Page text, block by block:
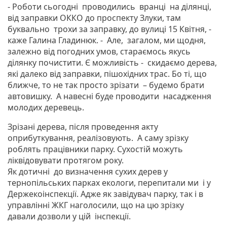
- Роботи сьогодні проводились вранці на ділянці,
від заправки ОККО до проспекту Злуки, там
буквально трохи за заправку, до вулиці 15 Квітня, -
каже Галина Гладинюк. - Але, загалом, ми щодня,
залежно від погодних умов, стараємось якусь
ділянку почистити. Є можливість - скидаємо дерева,
які далеко від заправки, пішохідних трас. Бо ті, що
ближче, то не так просто зрізати – будемо брати
автовишку. А навесні буде проводити насадження
молодих деревець.
Зрізані дерева, після проведення акту
оприбуткування, реалізовують. А саму зрізку
роблять працівники парку. Сухостій можуть
ліквідовувати протягом року.
Як дотичні до визначення сухих дерев у
тернопільських парках екологи, перепитали ми і у
Держекоінспекції. Адже як завідувач парку, так і в
управлінні ЖКГ наголосили, що на цю зрізку
давали дозволи у цій інспекції.